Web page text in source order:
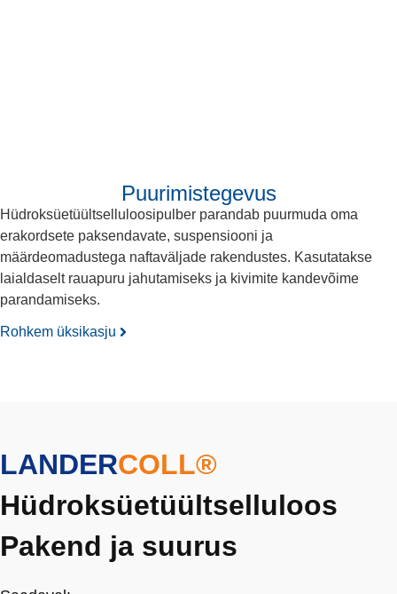
Puurimistegevus
Hüdroksüetüültselluloosipulber parandab puurmuda oma
erakordsete paksendavate, suspensiooni ja
määrdeomadustega naftaväljade rakendustes. Kasutatakse
laialdaselt rauapuru jahutamiseks ja kivimite kandevõime
parandamiseks.
Rohkem üksikasju
LANDERCOLL®
Hüdroksüetüültselluloos
Pakend ja suurus